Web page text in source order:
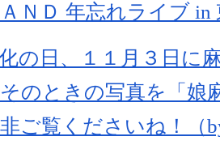
ＮＤ 年忘れライブ
の日、１１月３日に
のときの写真を「娘
ご覧くださいね！（